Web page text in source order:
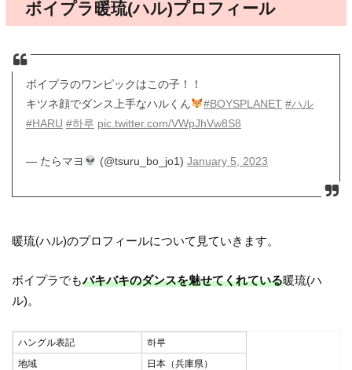
ボイプラ暖琉(ハル)プロフィール
ボイプラのワンピックはこの子！！
キツネ顔でダンス上手なハルくん
#BOYSPLANET #ハル
#HARU #하루 pic.twitter.com/VWpJhVw8S8
— たらマヨ (@tsuru_bo_jo1)January 5, 2023
暖琉(ハル)のプロフィールについて見ていきます。
ボイプラでもバキバキのダンスを魅せてくれている暖琉(ハ
ル)。
ハングル表記
하루
地域
日本（兵庫県）